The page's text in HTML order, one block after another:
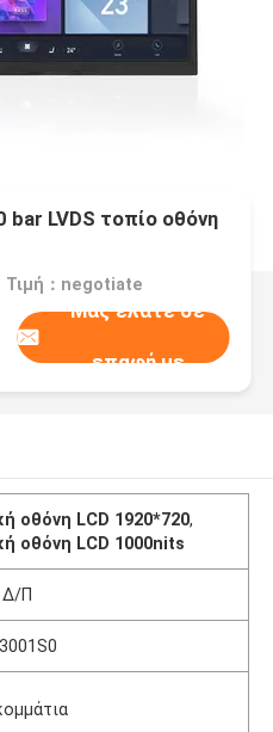
LVDS τοπίο οθόνη
Τιμή：negotiate
Μας ελάτε σε
επαφή με
οθόνη LCD 1920*720,
οθόνη LCD 1000nits
Δ/Π